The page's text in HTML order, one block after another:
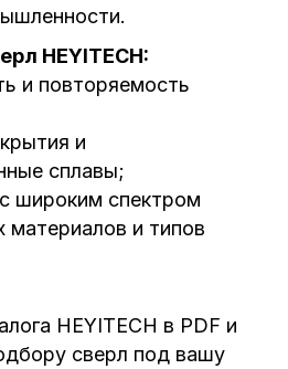
HEYITECH:
и повторяемость
и
сплавы;
широким спектром
и типов
HEYITECH в PDF и
сверл под вашу